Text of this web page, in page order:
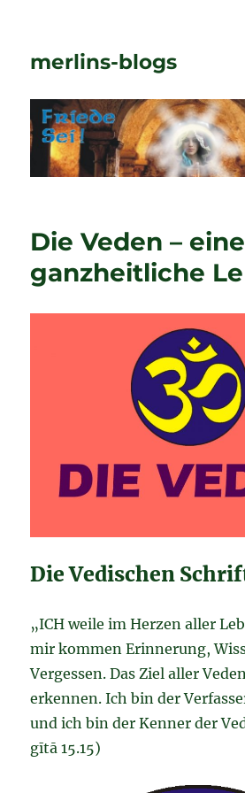
merlins-blogs
Die Veden – eine
ganzheitliche
Die Vedischen
„ICH weile im Herzen aller
mir kommen Erinnerung,
Vergessen. Das Ziel aller
erkennen. Ich bin der
und ich bin der Kenner der
gītā 15.15)